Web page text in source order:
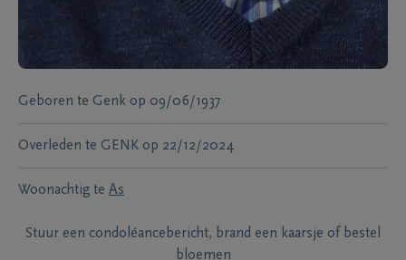
Geboren te Genk op 09/06/1937
Overleden te GENK op 22/12/2024
Woonachtig te As
Stuur een condoléancebericht, brand een kaarsje of bestel
bloemen